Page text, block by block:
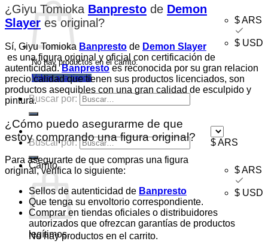
$ ARS
$ USD
No hay productos en el carrito.
Volver a la tienda
Buscar por:
$ ARS
$ ARS
$ USD
Buscar por:
Carrito
No hay productos en el carrito.
¿Giyu Tomioka Banpresto de Demon
Slayer es original ?
Sí, Giyu Tomioka Banpresto de Demon Slayer
es una figura original y oficial con certificación de
autenticidad.Banprestoes reconocida por su gran relacion
precio calidad que tienen sus productos licenciados, son
productos asequibles con una gran calidad de esculpido y
pintura.
¿Cómo puedo asegurarme de que
estoy comprando una figura original?
Para asegurarte de que compras una figura
original, verifica lo siguiente:
Sellos de autenticidad de Banpresto
Que tenga su envoltorio correspondiente.
Comprar en tiendas oficiales o distribuidores
autorizados que ofrezcan garantías de productos
legítimos.